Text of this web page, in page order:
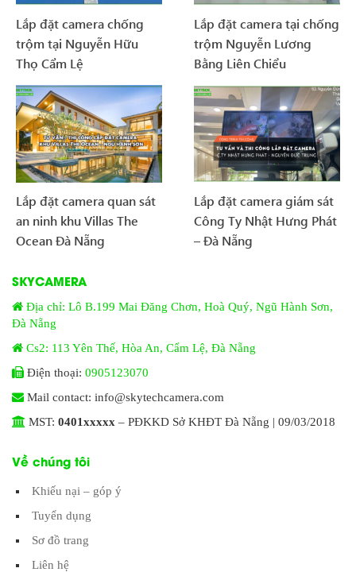
Lắp đặt camera chống
trộm tại Nguyễn Hữu
Thọ Cẩm Lệ
Lắp đặt camera tại chống
trộm Nguyễn Lương
Bằng Liên Chiểu
Lắp đặt camera quan sát
an ninh khu Villas The
Ocean Đà Nẵng
Lắp đặt camera giám sát
Công Ty Nhật Hưng Phát
– Đà Nẵng
SKYCAMERA
Địa chỉ: Lô B.199 Mai Đăng Chơn, Hoà Quý, Ngũ Hành Sơn,
Đà Nẵng
Cs2: 113 Yên Thế, Hòa An, Cẩm Lệ, Đà Nẵng
Điện thoại: 0905123070
Mail contact: info@skytechcamera.com
MST: 0401xxxxx – PĐKKD Sở KHĐT Đà Nẵng | 09/03/2018
Về chúng tôi
Khiếu nại – góp ý
Tuyển dụng
Sơ đồ trang
Liên hệ